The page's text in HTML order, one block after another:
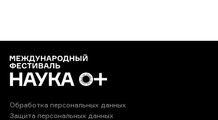
Обработка персональных данных
Защита персональных данных